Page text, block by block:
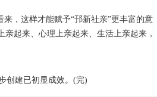
，这样才能赋予“邘新社亲”更丰富的意
起来、心理上亲起来、生活上亲起来，
创建已初显成效。(完)